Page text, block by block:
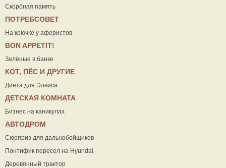
Скорбная память
ПОТРЕБСОВЕТ
На крючке у аферистов
ВON APPETIT!
Зелёные в банке
КОТ, ПЁС И ДРУГИЕ
Диета для Элвиса
ДЕТСКАЯ КОМНАТА
Бизнес на каникулах
АВТОДРОМ
Сюрприз для дальнобойщиков
Понтифик пересел на Hyundai
Деревянный трактор